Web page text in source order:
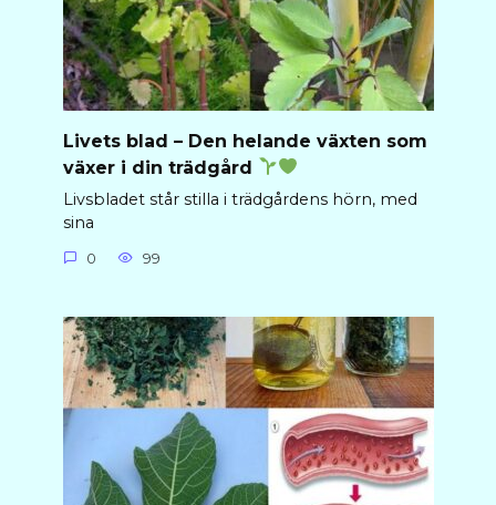
Livets blad – Den helande växten som
växer i din trädgård
Livsbladet står stilla i trädgårdens hörn, med
sina
0 99